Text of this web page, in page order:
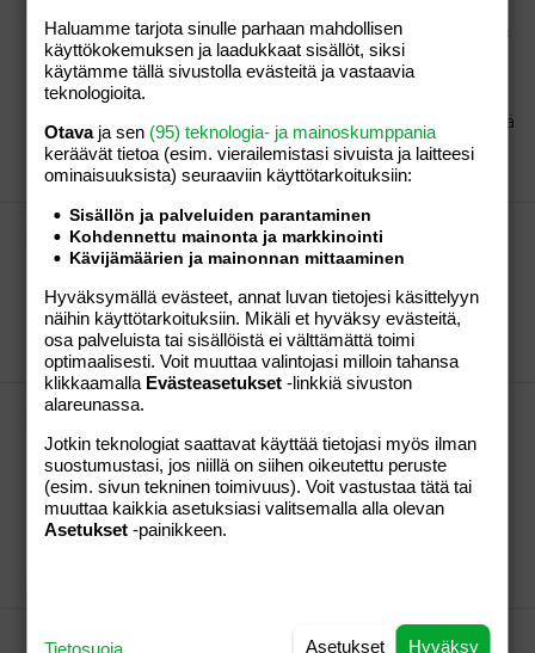
\ käsittääkseni jos täti jää kiinni koiranostosta niin sen
ehdollinen tuomio muuttuu ehdottomaks :whistle:
tai mikä se virallinen sana nyt sitten onkaan,
kannattais varmaan ottaa yhteyttä esim. kouvolan
eläinsuojeluyhdistykseen tosta ko. asiasta. koska kyllä
aina on joku jolta se koiran saa...
-ä77-
Viesti #8 20.07.2005 Osio:Perhe-elämä
Harmaata rakentamista
ehkä sitten kannattas ne putkimiehet yms. ottaa
"harmaita" miehiä hommiin, meilläkin tehdään kaikki
lähes omatoimisesti tai ainakin talkoovoimin....
-ä77-
Viesti #7 18.07.2005 Osio:Perhe-elämä
pentu pureskelee tavaroita
\ tämä on muuten helpommin sanottu kuin tehty,
tuo meidän nyttemmin kaksvuotias uros on ollu
pienestä pitäen varsinainen tuholainen, vaikka luuli
korjanneensa tavarat koiran ulottuvilta pois, niin silti
kotiintullessa odotti aina jokin yllätys jyrsittynä oven
APUA Valkealan pentutehtaan koirille!!!!
Haluamme tarjota sinulle parhaan mahdollisen
käyttökokemuksen ja laadukkaat sisällöt, siksi
käytämme tällä sivustolla evästeitä ja vastaavia
teknologioita.
Otavaja sen (95) teknologia- ja mainoskumppania
keräävät tietoa (esim. vierailemis­tasi sivuista ja laitteesi
ominaisuuk­sista) seuraaviin käyttötarkoituksiin:
Sisällön ja palveluiden parantaminen
Kohdennettu mainonta ja markkinointi
Kävijämäärien ja mainonnan mittaaminen
Hyväksymällä evästeet, annat luvan tietojesi käsittelyyn
näihin käyttötarkoituksiin. Mikäli et hyväksy evästeitä,
osa palveluista tai sisällöistä ei välttämättä toimi
optimaalisesti. Voit muuttaa valintojasi milloin tahansa
klikkaamalla Evästeasetukset -linkkiä sivuston
alareunassa.
Jotkin teknologiat saattavat käyttää tietojasi myös ilman
suostumustasi, jos niillä on siihen oikeutettu peruste
(esim. sivun tekninen toimivuus). Voit vastustaa tätä tai
muuttaa kaikkia asetuksiasi valitsemalla alla olevan
Asetukset -painikkeen.
Hyväksy
Asetukset
Tietosuoja